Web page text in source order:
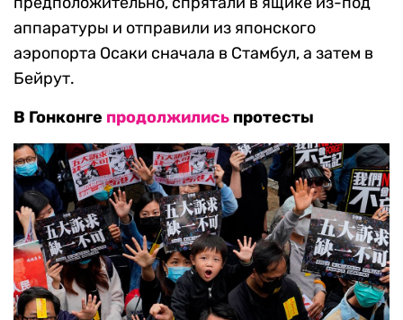
аппаратуры и отправили из японского
аэропорта Осаки сначала в Стамбул, а затем в
Бейрут.
В Гонконге продолжились протесты